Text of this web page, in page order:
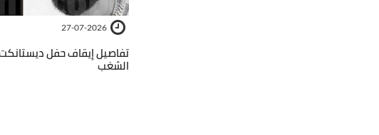
27-07-2026
تفاصيل إيقاف حفل
الشغب